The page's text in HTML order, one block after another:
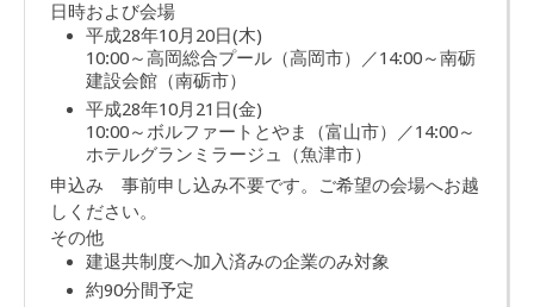
日時および会場
平成28年10月20日(木)
10:00～高岡総合プール（高岡市）／14:00～南砺
建設会館（南砺市）
平成28年10月21日(金)
10:00～ボルファートとやま（富山市）／14:00～
ホテルグランミラージュ（魚津市）
申込み 事前申し込み不要です。ご希望の会場へお越
しください。
その他
建退共制度へ加入済みの企業のみ対象
約90分間予定